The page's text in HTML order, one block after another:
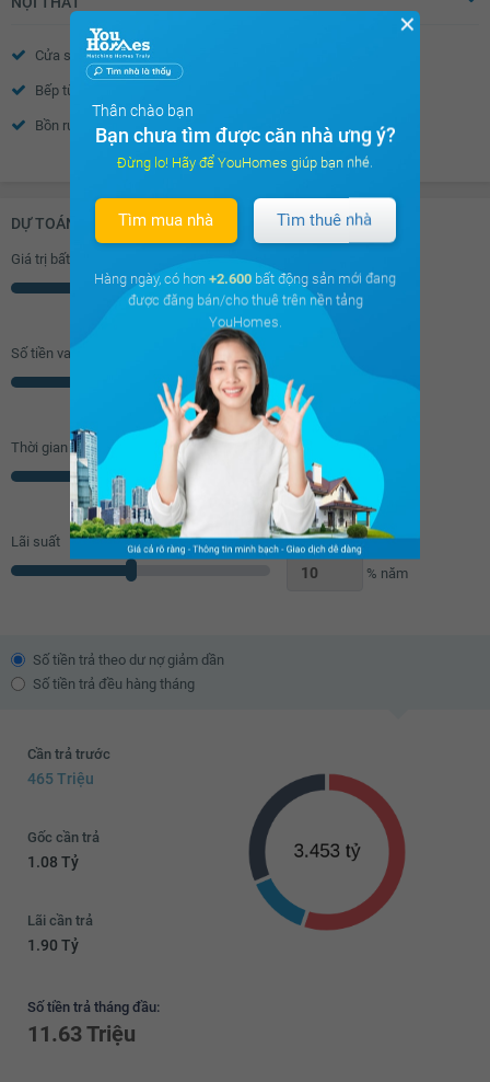
Cửa sổ
Bếp từ âm
Bồn rửa bát đôi Toilet
Quạt thông gió Bồn rửa mặt
Chắn ban công
Xem thêm
DỰ TOÁN KHOẢN VAY (ĐƠN VỊ: VNĐ)
Giá trị bất động sản
Triệu
Số tiền vay (
Triệu
Thời gian vay
Năm
Lãi suất
% năm
Số tiền trả theo dư nợ giảm dần
Số tiền trả đều hàng tháng
Cần trả trước
465 Triệu
Gốc cần trả
1.08 Tỷ
Lãi cần trả
1.90 Tỷ
Số tiền trả tháng đầu:
11.63 Triệu
✕
Thân chào bạn
Bạn chưa tìm được căn nhà ưng ý?
Đừng lo! Hãy để YouHomes giúp bạn nhé.
Tìm mua nhà Tìm thuê nhà
Hàng ngày, có hơn +2.600 bất động sản mới đang
được đăng bán/cho thuê trên nền tảng
YouHomes.